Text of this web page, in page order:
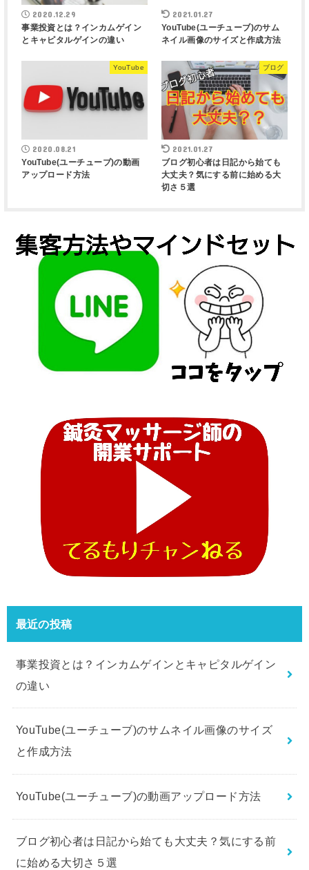
2020.12.29
事業投資とは？インカムゲイン
とキャピタルゲインの違い
2021.01.27
YouTube(ユーチューブ)のサム
ネイル画像のサイズと作成方法
YouTube
2020.08.21
YouTube(ユーチューブ)の動画
アップロード方法
ブログ
2021.01.27
ブログ初心者は日記から始ても
大丈夫？気にする前に始める大
切さ５選
最近の投稿
事業投資とは？インカムゲインとキャピタルゲイン
の違い
YouTube(ユーチューブ)のサムネイル画像のサイズ
と作成方法
YouTube(ユーチューブ)の動画アップロード方法
ブログ初心者は日記から始ても大丈夫？気にする前
に始める大切さ５選